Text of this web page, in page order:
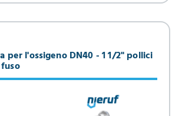
per l'ossigeno DN40 - 1 1/2" pollici